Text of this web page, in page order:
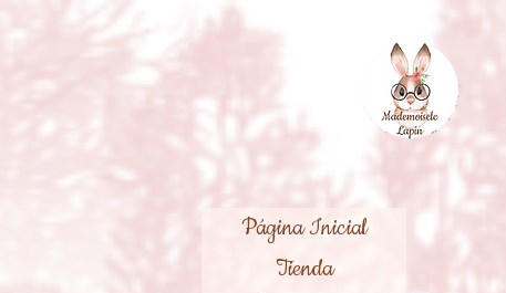
Página Inicial
Tienda